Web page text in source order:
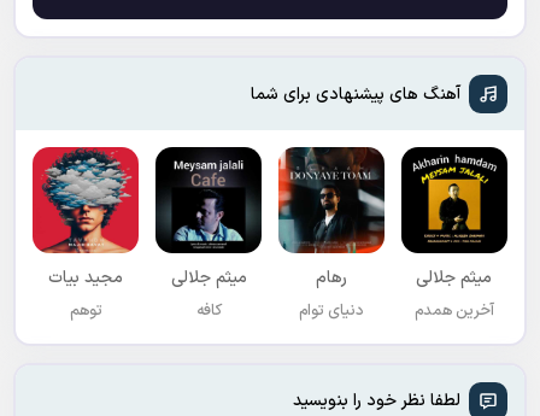
آهنگ های پیشنهادی برای شما
میثم جلالی
آخرین همدم
رهام
دنیای توام
میثم جلالی
کافه
مجید بیات
توهم
لطفا نظر خود را بنویسید